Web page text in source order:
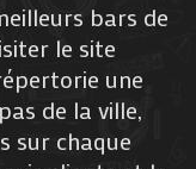
bars de
le site
une
de la ville,
sur chaque